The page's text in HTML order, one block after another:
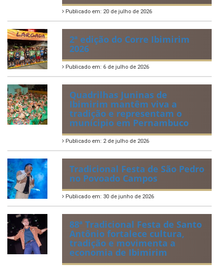
Publicado em: 20 de julho de 2026
2ª edição do Corre Ibimirim
2026
Publicado em: 6 de julho de 2026
Quadrilhas Juninas de
Ibimirim mantêm viva a
tradição e representam o
munícipio em Pernambuco
Publicado em: 2 de julho de 2026
Tradicional Festa de São Pedro
no Povoado Campos
Publicado em: 30 de junho de 2026
88ª Tradicional Festa de Santo
Antônio fortalece cultura,
tradição e movimenta a
economia de Ibimirim